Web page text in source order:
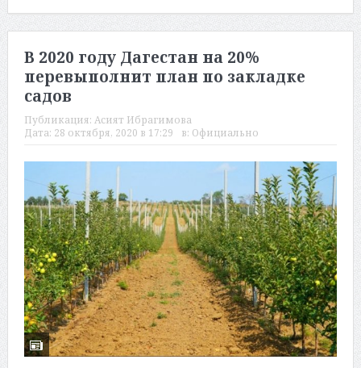
В 2020 году Дагестан на 20%
перевыполнит план по закладке
садов
Публикация: Асият Ибрагимова
Дата: 28 октября, 2020 в 17:29 в: Официально